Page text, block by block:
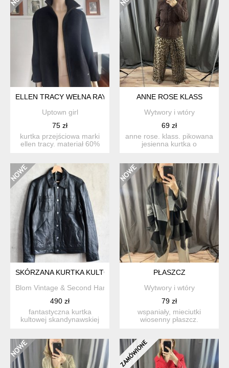
ELLEN TRACY WEŁNA RAYON
Uptown girl
75 zł
kurtka przejściowa marki
ellen tracy. materiał 60%
ANNE ROSE KLASS
Wytwory i wtóry
69 zł
anne rose. klass. pikowana
jesienna kurtka o
SKÓRZANA KURTKA KULTOWEJ SKANDYNAWSKIEJ MARKI
Blom Vintage & Second Hand
490 zł
fantastyczna kurtka
kultowej skandynawskiej
PŁASZCZ
Wytwory i wtóry
79 zł
wspaniały, mieciutki
wiosenny płaszcz.